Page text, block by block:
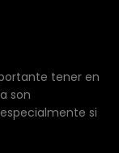
tener en
son
si